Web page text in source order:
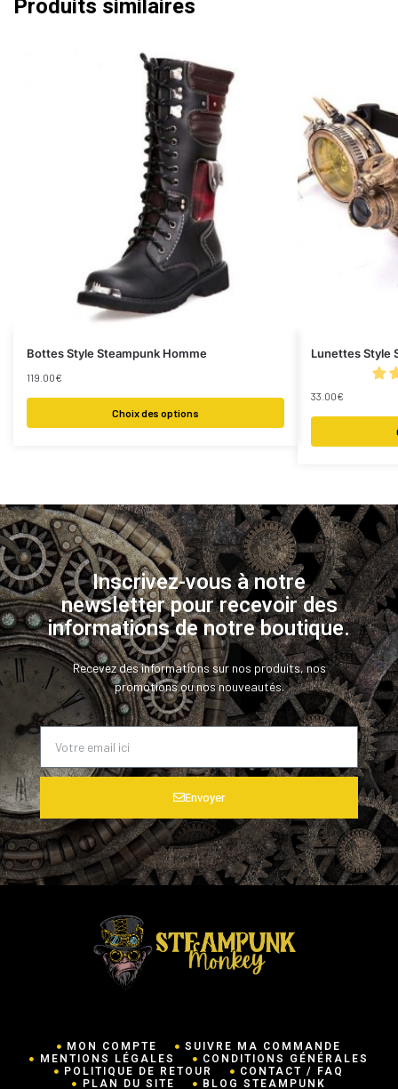
Produits similaires
Bottes Style Steampunk Homme
119.00€
Choix des options
Lunettes Style
33.00€
Inscrivez-vous à notre
newsletter pour recevoir des
informations de notre boutique.
Recevez des informations sur nos produits, nos
promotions ou nos nouveautés.
Envoyer
MON COMPTE SUIVRE MA COMMANDE
MENTIONS LÉGALES CONDITIONS GÉNÉRALES
POLITIQUE DE RETOUR CONTACT / FAQ
PLAN DU SITE BLOG STEAMPUNK